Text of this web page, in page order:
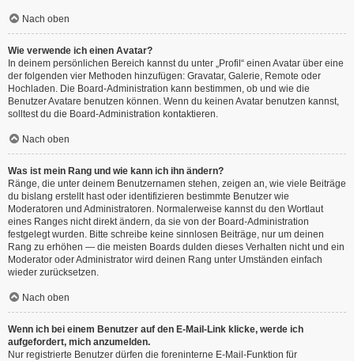
Nach oben
Wie verwende ich einen Avatar?
In deinem persönlichen Bereich kannst du unter „Profil“ einen Avatar über eine
der folgenden vier Methoden hinzufügen: Gravatar, Galerie, Remote oder
Hochladen. Die Board-Administration kann bestimmen, ob und wie die
Benutzer Avatare benutzen können. Wenn du keinen Avatar benutzen kannst,
solltest du die Board-Administration kontaktieren.
Nach oben
Was ist mein Rang und wie kann ich ihn ändern?
Ränge, die unter deinem Benutzernamen stehen, zeigen an, wie viele Beiträge
du bislang erstellt hast oder identifizieren bestimmte Benutzer wie
Moderatoren und Administratoren. Normalerweise kannst du den Wortlaut
eines Ranges nicht direkt ändern, da sie von der Board-Administration
festgelegt wurden. Bitte schreibe keine sinnlosen Beiträge, nur um deinen
Rang zu erhöhen — die meisten Boards dulden dieses Verhalten nicht und ein
Moderator oder Administrator wird deinen Rang unter Umständen einfach
wieder zurücksetzen.
Nach oben
Wenn ich bei einem Benutzer auf den E-Mail-Link klicke, werde ich
aufgefordert, mich anzumelden.
Nur registrierte Benutzer dürfen die foreninterne E-Mail-Funktion für